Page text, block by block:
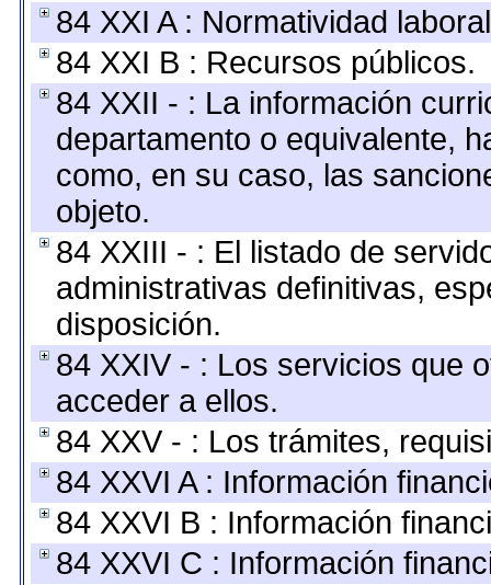
84 XXI A : Normatividad
84 XXI B : Recursos públicos.
84 XXII - : La información
departamento o equivalente,
como, en su caso, las
objeto.
84 XXIII - : El listado de
administrativas definitivas,
disposición.
84 XXIV - : Los servicios que
acceder a ellos.
84 XXV - : Los trámites,
84 XXVI A : Información
84 XXVI B : Información
84 XXVI C : Información